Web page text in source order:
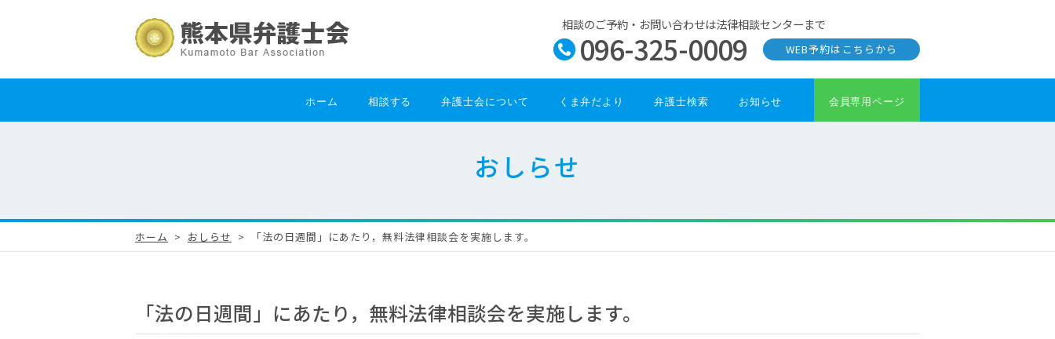
相談のご予約・お問い合わせは法律相談センターまで
WEB予約はこちらから
096-325-0009
ホーム 相談する 弁護士会について くま弁だより 弁護士検索 お知らせ 会員専用ページ
おしらせ
ホーム おしらせ 「法の日週間」にあたり，無料法律相談会を実施します。
「法の日週間」にあたり，無料法律相談会を実施します。